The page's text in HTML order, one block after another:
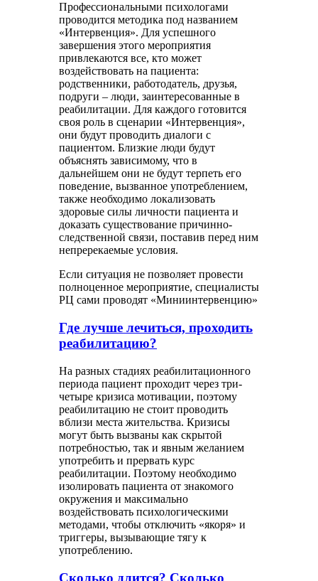
Профессиональными психологами
проводится методика под названием
«Интервенция». Для успешного
завершения этого мероприятия
привлекаются все, кто может
воздействовать на пациента:
родственники, работодатель, друзья,
подруги – люди, заинтересованные в
реабилитации. Для каждого готовится
своя роль в сценарии «Интервенция»,
они будут проводить диалоги с
пациентом. Близкие люди будут
объяснять зависимому, что в
дальнейшем они не будут терпеть его
поведение, вызванное употреблением,
также необходимо локализовать
здоровые силы личности пациента и
доказать существование причинно-
следственной связи, поставив перед ним
непререкаемые условия.
Если ситуация не позволяет провести
полноценное мероприятие, специалисты
РЦ сами проводят «Миниинтервенцию»
Где лучше лечиться, проходить
реабилитацию?
На разных стадиях реабилитационного
периода пациент проходит через три-
четыре кризиса мотивации, поэтому
реабилитацию не стоит проводить
вблизи места жительства. Кризисы
могут быть вызваны как скрытой
потребностью, так и явным желанием
употребить и прервать курс
реабилитации. Поэтому необходимо
изолировать пациента от знакомого
окружения и максимально
воздействовать психологическими
методами, чтобы отключить «якоря» и
триггеры, вызывающие тягу к
употреблению.
Сколько длится? Сколько